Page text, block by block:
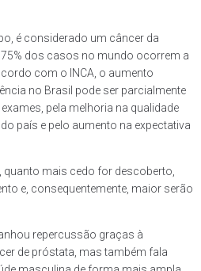
é considerado um câncer da
75% dos casos no mundo ocorrem a
com o INCA, o aumento
no Brasil pode ser parcialmente
pela melhoria na qualidade
país e pelo aumento na expectativa
mais cedo for descoberto,
e, consequentemente, maior serão
repercussão graças à
de próstata, mas também fala